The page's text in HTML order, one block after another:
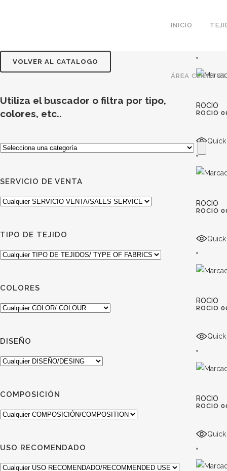
INICIO
ÁREA CLIENTES
VOLVER AL CATALOGO
Utiliza el buscador o filtra por tipo,
colores, etc..
Selecciona
SERVICIO DE VENTA
TIPO DE TEJIDO
COLORES
DISEÑO
COMPOSICIÓN
USO RECOMENDADO
ROCIO
ROCIO
ROCIO
ROCIO
ROCIO
ROCIO
ROCIO
ROCIO